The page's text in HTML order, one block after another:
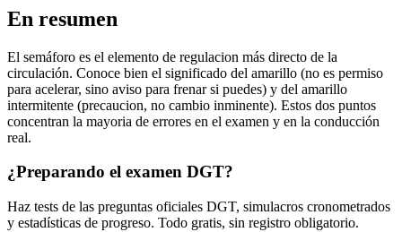
En resumen
El semáforo es el elemento de regulacion más directo de la
circulación. Conoce bien el significado del amarillo (no es permiso
para acelerar, sino aviso para frenar si puedes) y del amarillo
intermitente (precaucion, no cambio inminente). Estos dos puntos
concentran la mayoria de errores en el examen y en la conducción
real.
¿Preparando el examen DGT?
Haz tests de las preguntas oficiales DGT, simulacros cronometrados
y estadísticas de progreso. Todo gratis, sin registro obligatorio.